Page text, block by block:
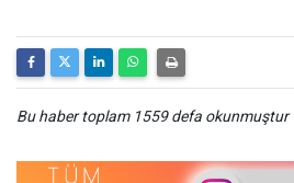
Bu haber toplam 1559 defa okunmuştur